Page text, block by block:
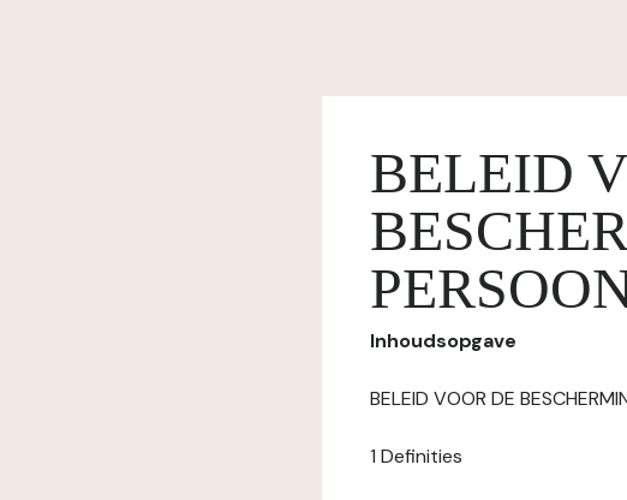
BELEID
Inhoudsopgave
BELEID VOOR DE
1 Definities